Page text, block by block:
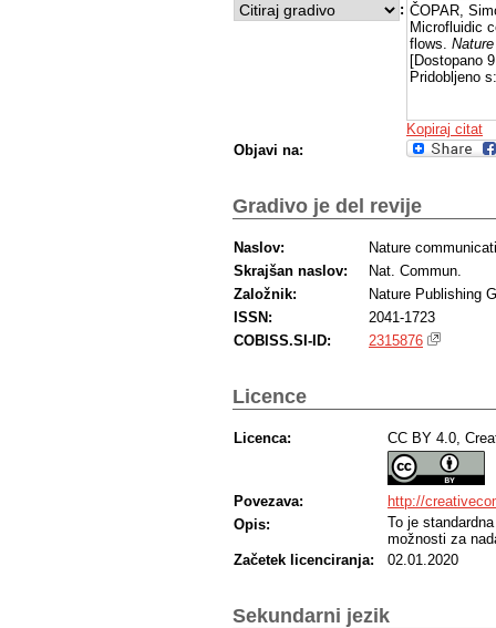
: ČOPAR,
Microfluidic
flows.
[Dostopano
Pridobljeno
Kopiraj citat
Objavi na:
Gradivo je del revije
Naslov:
Nature
Skrajšan naslov:
Nat. Commun.
Založnik:
Nature Publishing
ISSN:
2041-1723
COBISS.SI-ID:
2315876
Licence
Licenca: CC BY 4.0,
Povezava:
http://
Opis:
To je
možnosti za
Začetek licenciranja:
02.01.2020
Sekundarni jezik